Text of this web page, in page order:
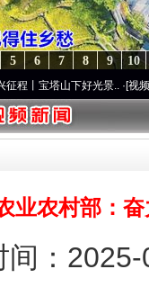
10
9
8
7
6
5
塔山下好光景..·[视频]因党而
业农村部：
间：